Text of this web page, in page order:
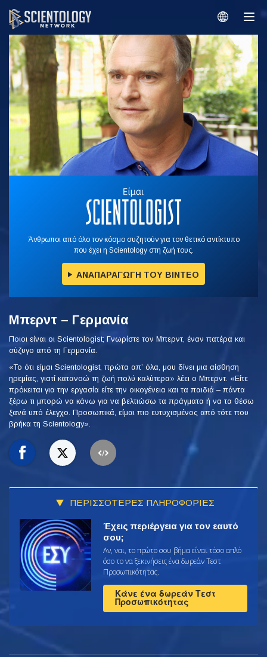
Άνθρωποι από όλο τον κόσμο συζητούν για τον θετικό αντίκτυπο
που έχει η Scientology στη ζωή τους.
ΑΝΑΠΑΡΑΓΩΓΗ ΤΟΥ ΒΙΝΤΕΟ
Μπερντ – Γερμανία
Ποιοι είναι οι Scientologist; Γνωρίστε τον Μπερντ, έναν πατέρα και
σύζυγο από τη Γερμανία.
«Το ότι είμαι Scientologist, πρώτα απ’ όλα, μου δίνει μια αίσθηση
ηρεμίας, γιατί κατανοώ τη ζωή πολύ καλύτερα» λέει ο Μπερντ. «Είτε
πρόκειται για την εργασία είτε την οικογένεια και τα παιδιά – πάντα
ξέρω τι μπορώ να κάνω για να βελτιώσω τα πράγματα ή να τα θέσω
ξανά υπό έλεγχο. Προσωπικά, είμαι πιο ευτυχισμένος από τότε που
βρήκα τη Scientology».
ΠΕΡΙΣΣΟΤΕΡΕΣ ΠΛΗΡΟΦΟΡΙΕΣ
Έχεις περιέργεια για τον εαυτό
σου;
Αν, ναι, το πρώτο σου βήμα είναι τόσο απλό
όσο το να ξεκινήσεις ένα δωρεάν Τεστ
Προσωπικότητας.
Κάνε ένα δωρεάν Τεστ
Προσωπικότητας